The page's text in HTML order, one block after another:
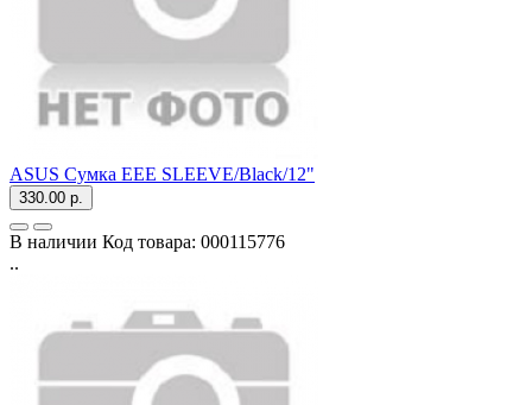
ASUS Сумка EEE SLEEVE/Black/12"
330.00 р.
В наличии Код товара: 000115776
..